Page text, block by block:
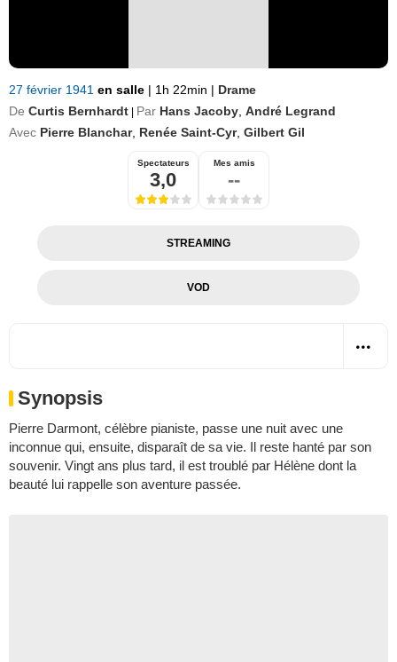
27 février 1941 en salle | 1h 22min | Drame
De Curtis Bernhardt Par Hans Jacoby André Legrand
Avec Pierre Blanchar, Renée Saint-Cyr, Gilbert Gil
Spectateurs
3,0
Mes amis
--
STREAMING
VOD
Synopsis
Pierre Darmont, célèbre pianiste, passe une nuit avec une
inconnue qui, ensuite, disparaît de sa vie. Il reste hanté par son
souvenir. Vingt ans plus tard, il est troublé par Hélène dont la
beauté lui rappelle son aventure passée.